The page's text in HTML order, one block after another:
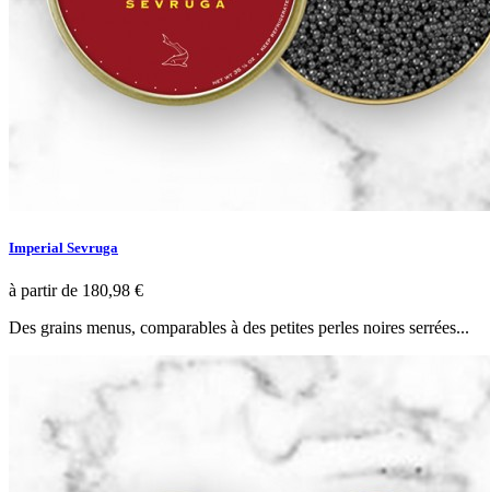
Imperial Sevruga
à partir de 180,98 €
Des grains menus, comparables à des petites perles noires serrées...